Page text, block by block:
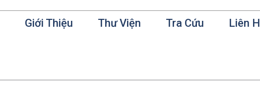
Giới Thiệu Thư Viện Tra Cứu Liên